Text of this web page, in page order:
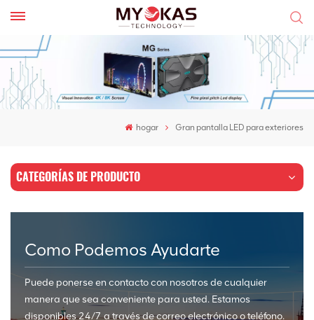
hogar Gran pantalla LED para exteriores
CATEGORÍAS DE PRODUCTO
Como Podemos Ayudarte
Puede ponerse en contacto con nosotros de cualquier
manera que sea conveniente para usted. Estamos
disponibles 24/7 a través de correo electrónico o teléfono.